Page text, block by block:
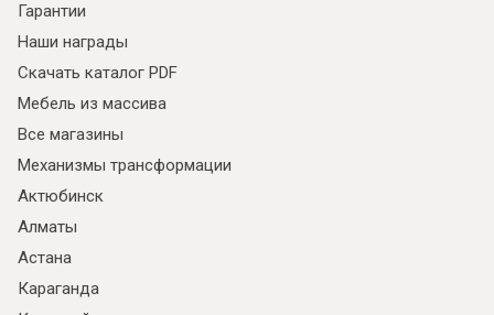
Гарантии
Наши награды
Скачать каталог PDF
Мебель из массива
Все магазины
Механизмы трансформации
Актюбинск
Алматы
Астана
Караганда